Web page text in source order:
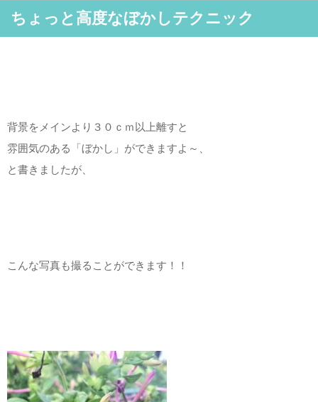
ちょっと高度なぼかしテクニック
背景をメインより３０ｃｍ以上離すと
雰囲気のある「ぼかし」ができますよ～、
と書きましたが、
こんな写真も撮ることができます！！